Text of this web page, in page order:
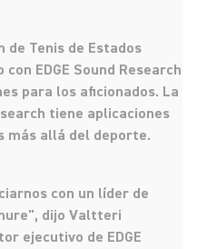
de Tenis de Estados
EDGE Sound Research
para los aficionados. La
tiene aplicaciones
más allá del deporte.
con un líder de
dijo Valtteri
ejecutivo de EDGE